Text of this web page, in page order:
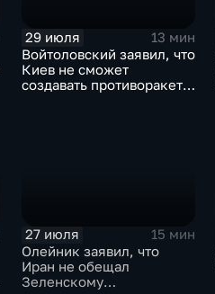
29 июля
13 мин
Войтоловский заявил, что
Киев не сможет
создавать противоракеты
27 июля
15 мин
Олейник заявил, что
Иран не обещал
Зеленскому